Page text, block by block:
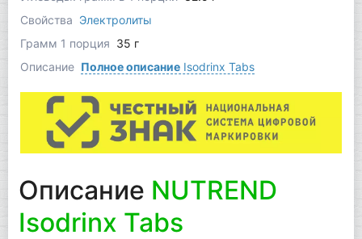
Свойства Электролиты
Грамм 1 порция 35 г
Описание Полное описаниеIsodrinx Tabs
Описание NUTREND
Isodrinx Tabs